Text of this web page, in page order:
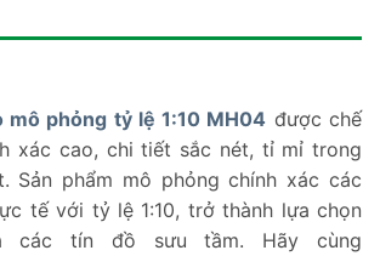
mô phỏng tỷ lệ 1:10 MH04 được chế
xác cao, chi tiết sắc nét, tỉ mỉ trong
Sản phẩm mô phỏng chính xác các
tế với tỷ lệ 1:10, trở thành lựa chọn
các tín đồ sưu tầm. Hãy cùng